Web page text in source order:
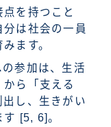
を持つこと
は社会の一員
ます。
参加は、生活
ら「支える
し、生きがい
[5, 6]。